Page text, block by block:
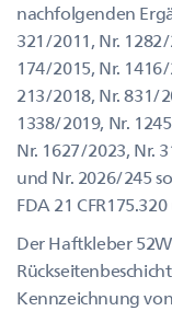
nachfolgenden
321/2011, Nr.
174/2015, Nr.
213/2018, Nr. 831/
1338/2019, Nr.
Nr. 1627/2023, Nr.
und Nr. 2026/245
FDA 21
Der Haftkleber
Kennzeichnung